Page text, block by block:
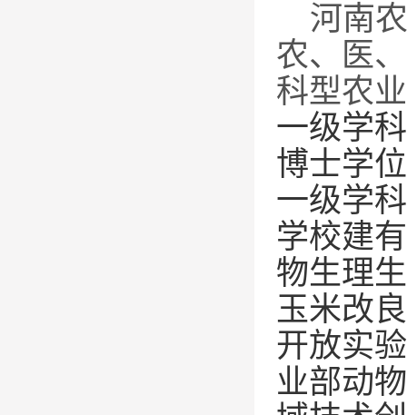
河南
农、医
科型农
一级学
博士学
一级学
学校建
物生理
玉米改
开放实
业部动